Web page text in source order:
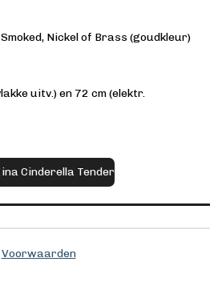
Nickel of Brass (goudkleur)
uitv.) en 72 cm (elektr.
Cinderella Tender
Voorwaarden